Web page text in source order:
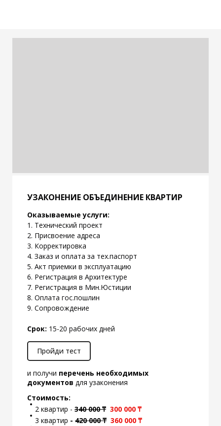
УЗАКОНЕНИЕ ОБЪЕДИНЕНИЕ КВАРТИР
Оказываемые услуги:
1. Технический проект
2. Присвоение адреса
3. Корректировка
4. Заказ и оплата за тех.паспорт
5. Акт приемки в эксплуатацию
6. Регистрация в Архитектуре
7. Регистрация в Мин.Юстиции
8. Оплата гос.пошлин
9. Сопровождение
Срок: 15-20 рабочих дней
Пройди тест
и получи перечень необходимых
документов для узаконения
Стоимость:
2 квартир - 340 000 ₸ 300 000 ₸
3 квартир - 420 000 ₸ 360 000 ₸